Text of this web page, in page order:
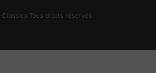
Tous droits réservés